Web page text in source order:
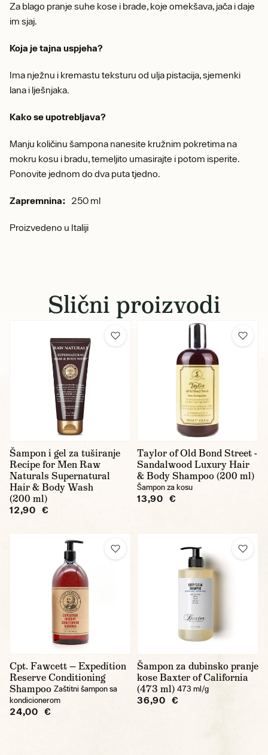
Za blago pranje suhe kose i brade, koje omekšava, jača i daje
im sjaj.
Koja je tajna uspjeha?
Ima nježnu i kremastu teksturu od ulja pistacija, sjemenki
lana i lješnjaka.
Kako se upotrebljava?
Manju količinu šampona nanesite kružnim pokretima na
mokru kosu i bradu, temeljito umasirajte i potom isperite.
Ponovite jednom do dva puta tjedno.
Zapremnina: 250 ml
Proizvedeno u Italiji
Slični proizvodi
Šampon i gel za tuširanje
Recipe for Men Raw
Naturals Supernatural
Hair & Body Wash
(200 ml)
12,90 €
Taylor of Old Bond Street -
Sandalwood Luxury Hair
& Body Shampoo (200 ml)
Šampon za kosu
13,90 €
Cpt. Fawcett — Expedition
Reserve Conditioning
Shampoo Zaštitni šampon sa
kondicionerom
24,00 €
Šampon za dubinsko pranje
kose Baxter of California
(473 ml) 473 ml/g
36,90 €